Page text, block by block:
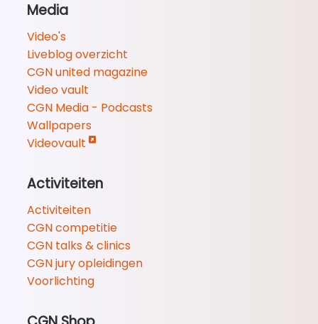
Media
Video's
Liveblog overzicht
CGN united magazine
Video vault
CGN Media - Podcasts
Wallpapers
Videovault
Activiteiten
Activiteiten
CGN competitie
CGN talks & clinics
CGN jury opleidingen
Voorlichting